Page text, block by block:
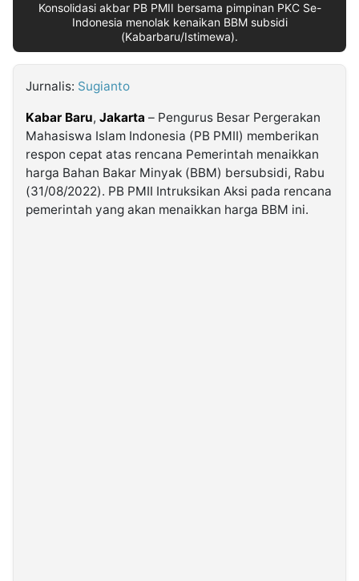
Kabarbaru.co
Konsolidasi akbar PB PMII bersama pimpinan PKC Se-
Indonesia menolak kenaikan BBM subsidi
(Kabarbaru/Istimewa).
Jurnalis: Sugianto
Kabar Baru, Jakarta – Pengurus Besar Pergerakan
Mahasiswa Islam Indonesia (PB PMII) memberikan
respon cepat atas rencana Pemerintah menaikkan
harga Bahan Bakar Minyak (BBM) bersubsidi, Rabu
(31/08/2022). PB PMII Intruksikan Aksi pada rencana
pemerintah yang akan menaikkan harga BBM ini.